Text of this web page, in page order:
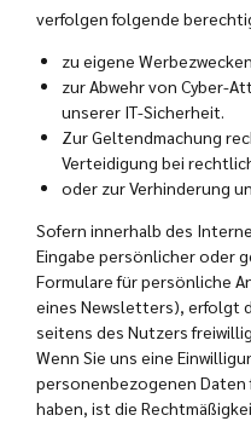
verfolgen folgende
zu eigene Werbezwecken
zur Abwehr von Cyber-
unserer IT-Sicherheit.
Zur Geltendmachung
Verteidigung bei
oder zur Verhinderung
Sofern innerhalb des
Eingabe persönlicher oder
Formulare für persönliche
eines Newsletters), erfolgt
seitens des Nutzers
Wenn Sie uns eine
personenbezogenen
haben, ist die